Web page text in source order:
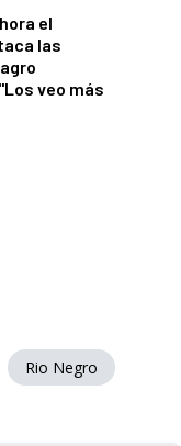
el
las
veo más
Rio Negro